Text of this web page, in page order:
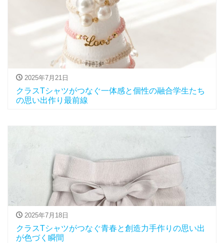
2025年7月21日
クラスTシャツがつなぐ一体感と個性の融合学生たち
の思い出作り最前線
2025年7月18日
クラスTシャツがつなぐ青春と創造力手作りの思い出
が色づく瞬間